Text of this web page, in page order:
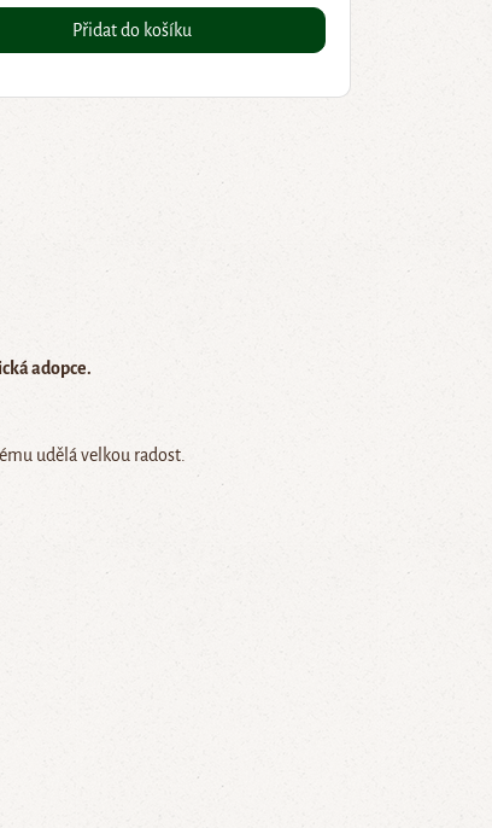
Přidat do košíku
adopce.
udělá velkou radost.